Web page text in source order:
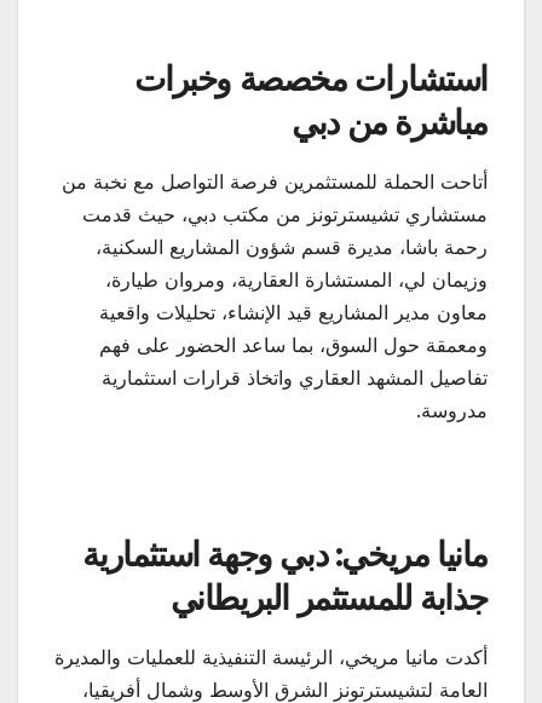
استشارات مخصصة وخبرات
مباشرة من دبي
أتاحت الحملة للمستثمرين فرصة التواصل مع نخبة من
مستشاري تشيسترتونز من مكتب دبي، حيث قدمت
رحمة باشا، مديرة قسم شؤون المشاريع السكنية،
وزيمان لي، المستشارة العقارية، ومروان طيارة،
معاون مدير المشاريع قيد الإنشاء، تحليلات واقعية
ومعمقة حول السوق، بما ساعد الحضور على فهم
تفاصيل المشهد العقاري واتخاذ قرارات استثمارية
مدروسة.
مانيا مريخي: دبي وجهة استثمارية
جذابة للمستثمر البريطاني
أكدت مانيا مريخي، الرئيسة التنفيذية للعمليات والمديرة
العامة لتشيسترتونز الشرق الأوسط وشمال أفريقيا،